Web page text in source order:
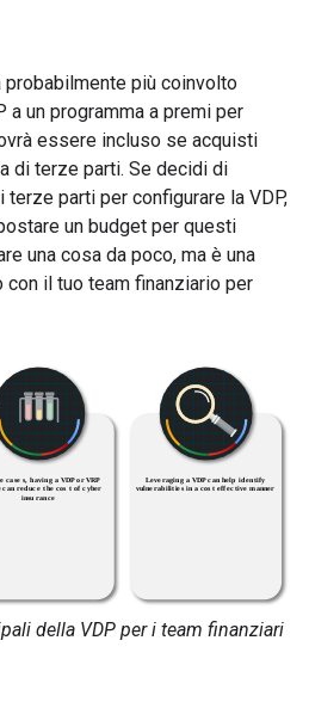
probabilmente più coinvolto
a un programma a premi per
essere incluso se acquisti
di terze parti. Se decidi di
parti per configurare la VDP,
un budget per questi
una cosa da poco, ma è una
con il tuo team finanziario per
della VDP per i team finanziari